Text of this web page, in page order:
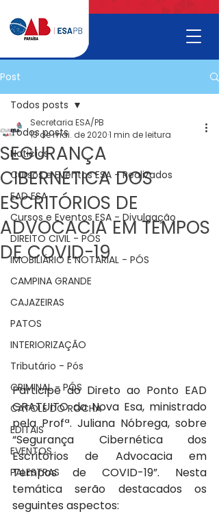
Post
Todos posts
Noticías
Cursos e Eventos ESA - Realizados
EAD ESA
Cursos e Eventos ESA - Divulgação
DIREITO CIVIL - PÓS
IMOBILIÁRIO E NOTARIAL - PÓS
CAMPINA GRANDE
CAJAZEIRAS
PATOS
INTERIORIZAÇÃO
Tributário - Pós
CRIMINAL - PÓS
CATOLÉ DO ROCHA
EDITAIS
EVENTOS
PALESTRAS
Todos posts
SEGURANÇA
CIBERNÉTICA DOS
ESCRITÓRIOS DE
ADVOCACIA EM TEMPOS
DE COVID-19
Secretaria ESA/PB
13 de mai. de 20201 min de leitura
Participe do Direto ao Ponto EAD
GRATUITO da Nova Esa, ministrado
pela Profª. Juliana Nóbrega, sobre
“Segurança Cibernética dos
Escritórios de Advocacia em
Tempos de COVID-19”. Nesta
temática serão destacados os
seguintes aspectos: